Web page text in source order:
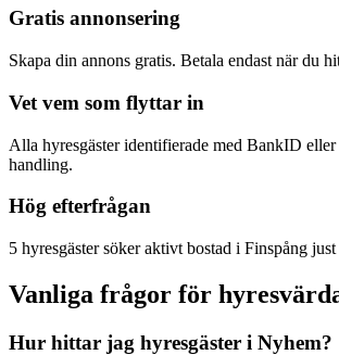
Gratis annonsering
Skapa din annons gratis. Betala endast när du
Vet vem som flyttar in
Alla hyresgäster identifierade med BankID
handling.
Hög efterfrågan
5 hyresgäster söker aktivt bostad i Finspång just
Vanliga frågor för
Hur hittar jag hyresgäster i Nyhem?